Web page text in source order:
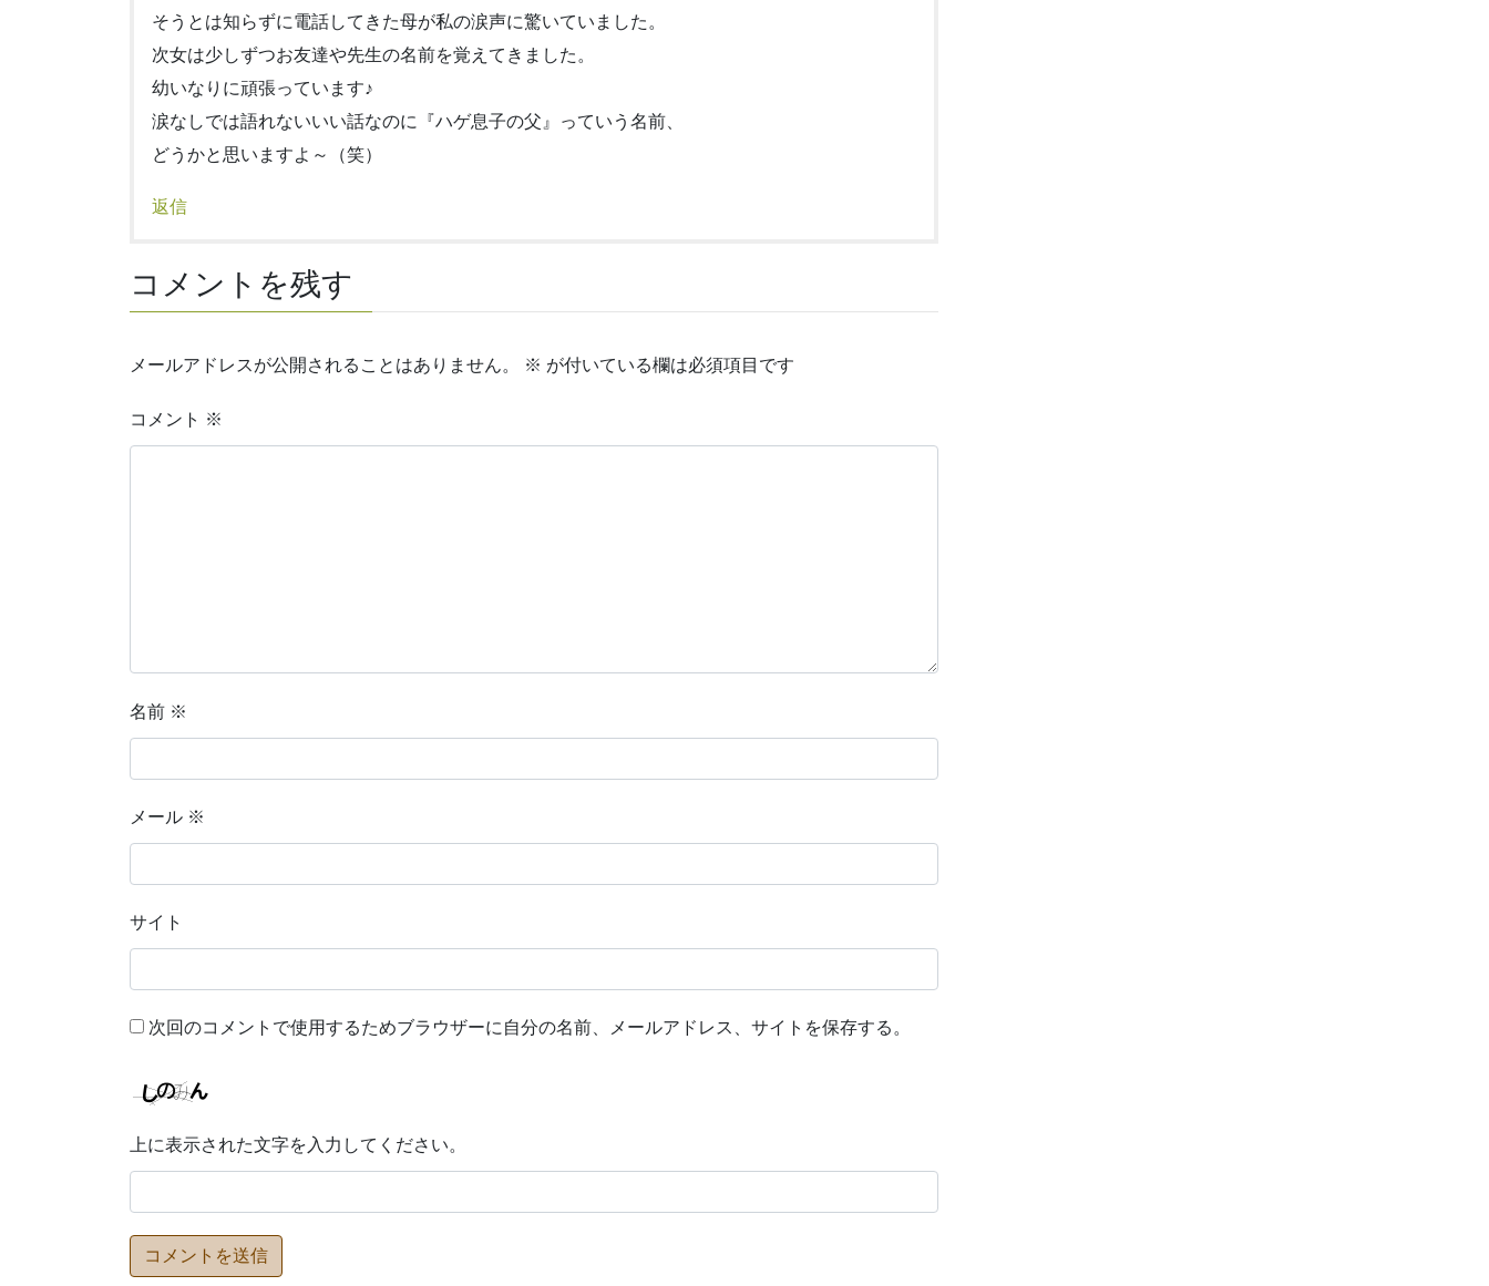
そうとは知らずに電話してきた母が私の涙声に驚いていました。
次女は少しずつお友達や先生の名前を覚えてきました。
幼いなりに頑張っています♪
涙なしでは語れないいい話なのに『ハゲ息子の父』っていう名前、
どうかと思いますよ～（笑）
返信
コメントを残す
メールアドレスが公開されることはありません。 ※ が付いている欄は必須項目です
コメント ※
名前 ※
メール ※
サイト
次回のコメントで使用するためブラウザーに自分の名前、メールアドレス、サイトを保存する。
上に表示された文字を入力してください。